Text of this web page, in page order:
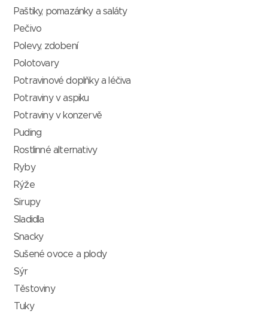
Paštiky, pomazánky a saláty
Pečivo
Polevy, zdobení
Polotovary
Potravinové doplňky a léčiva
Potraviny v aspiku
Potraviny v konzervě
Puding
Rostlinné alternativy
Ryby
Rýže
Sirupy
Sladidla
Snacky
Sušené ovoce a plody
Sýr
Těstoviny
Tuky